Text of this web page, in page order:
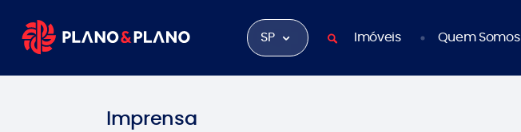
SP Imóveis Quem Somos
Imprensa